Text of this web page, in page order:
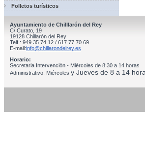
Folletos turísticos
Ayuntamiento de Chilllarón del Rey
C/ Curato, 19
19128 Chillarón del Rey
Telf.: 949 35 74 12 / 617 77 70 69
E-mail:info@chillarondelrey.es
Horario:
Secretaria Intervención - Miércoles de 8:30 a 14 horas
Administrativo: Miércoles y Jueves de 8 a 14